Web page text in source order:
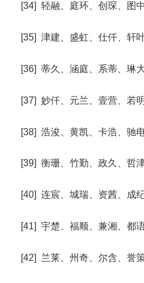
[34] 轻融、庭环、创琛、图
[35] 津建、盛虹、仕仟、轩
[36] 蒂久、涵庭、系蒂、琳
[37] 妙仟、元兰、壹营、若
[38] 浩浚、黄凯、卡浩、驰
[39] 衡珊、竹勤、政久、哲
[40] 连宸、城瑞、资茜、成
[41] 宇楚、福顺、兼湘、都
[42] 兰莱、州奇、尔含、誉